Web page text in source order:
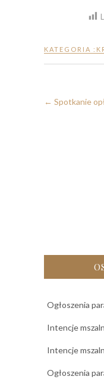
KATEGORIA :
← Spotkanie
Ogłoszenia
Intencje
Intencje
Ogłoszenia